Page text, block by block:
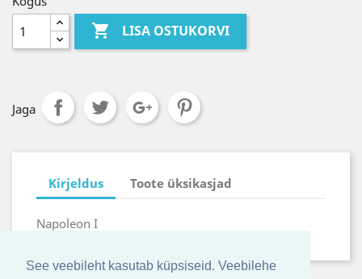
See veebileht kasutab küpsiseid. Veebilehe
 LISA OSTUKORVI
Jaga
Kirjeldus Toote üksikasjad
Napoleon I